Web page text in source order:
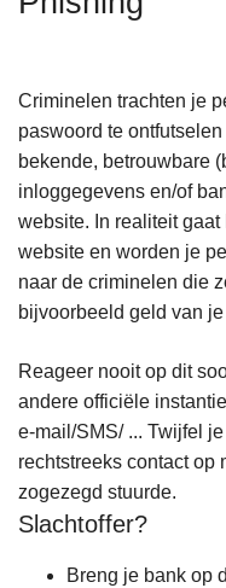
Criminelen trachten je
paswoord te
bekende, betrouwbare
inloggegevens en/of
website. In realiteit
website en worden je
naar de criminelen die
bijvoorbeeld geld van
Reageer nooit op dit
andere officiële
e-mail/SMS/ ... Twijfel
rechtstreeks contact op
zogezegd stuurde.
Slachtoffer?
Breng je bank op